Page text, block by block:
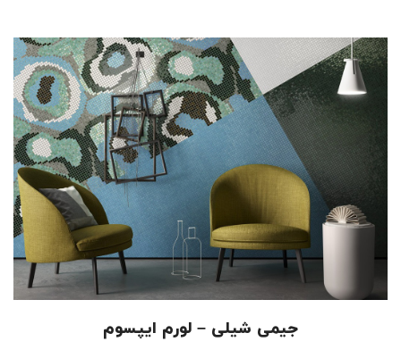
جیمی شیلی – لورم ایپسوم